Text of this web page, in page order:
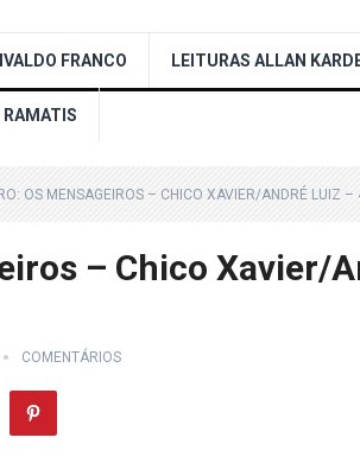
FRANCO LEITURAS ALLAN
RAMATIS
OS MENSAGEIROS – CHICO XAVIER/ANDRÉ LUIZ
– Chico Xavier/
COMENTÁRIOS